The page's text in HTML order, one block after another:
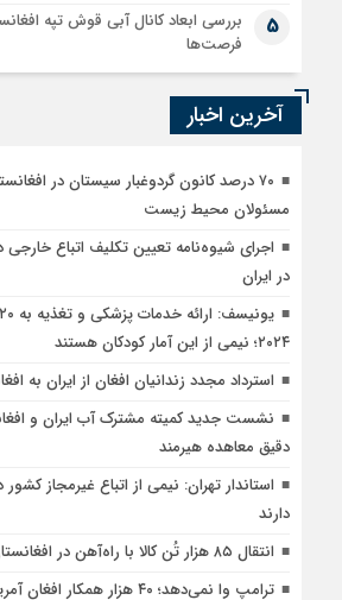
5
بررسی ابعاد کانال آبی قوش تپه
فرصت‌ها
آخرین اخبار
۷۰ درصد کانون گردوغبار سیستان در
مسئولان محیط زیست
اجرای شیوه‌نامه تعیین تکلیف اتباع خارجی
در ایران
۲۰۲۴؛ نیمی از این آمار کودکان هستند
استرداد مجدد زندانیان افغان از ایران به
نشست جدید کمیته مشترک آب ایران و
دقیق معاهده هیرمند
استاندار تهران: نیمی از اتباع غیرمجاز
دارند
انتقال ۸۵ هزار تُن کالا با راه‌آهن در افغانستان طی یک هفته
ترامپ وا نمی‌دهد؛ ۴۰ هزار